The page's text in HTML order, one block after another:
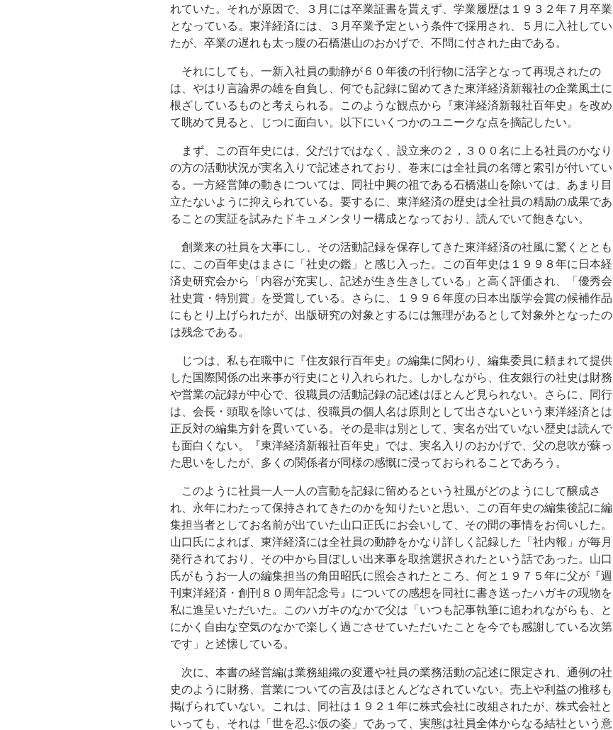
れていた。それが原因で、３月には卒業証書を貰えず、学業履歴は１９３２年７月卒業
となっている。東洋経済には、３月卒業予定という条件で採用され、５月に入社してい
たが、卒業の遅れも太っ腹の石橋湛山のおかげで、不問に付された由である。
それにしても、一新入社員の動静が６０年後の刊行物に活字となって再現されたの
は、やはり言論界の雄を自負し、何でも記録に留めてきた東洋経済新報社の企業風土に
根ざしているものと考えられる。このような観点から『東洋経済新報社百年史』を改め
て眺めて見ると、じつに面白い。以下にいくつかのユニークな点を摘記したい。
まず、この百年史には、父だけではなく、設立来の２，３００名に上る社員のかなり
の方の活動状況が実名入りで記述されており、巻末には全社員の名簿と索引が付いてい
る。一方経営陣の動きについては、同社中興の祖である石橋湛山を除いては、あまり目
立たないように抑えられている。要するに、東洋経済の歴史は全社員の精励の成果であ
ることの実証を試みたドキュメンタリー構成となっており、読んでいて飽きない。
創業来の社員を大事にし、その活動記録を保存してきた東洋経済の社風に驚くととも
に、この百年史はまさに「社史の鑑」と感じ入った。この百年史は１９９８年に日本経
済史研究会から「内容が充実し、記述が生き生きしている」と高く評価され、「優秀会
社史賞・特別賞」を受賞している。さらに、１９９６年度の日本出版学会賞の候補作品
にもとり上げられたが、出版研究の対象とするには無理があるとして対象外となったの
は残念である。
じつは、私も在職中に『住友銀行百年史』の編集に関わり、編集委員に頼まれて提供
した国際関係の出来事が行史にとり入れられた。しかしながら、住友銀行の社史は財務
や営業の記録が中心で、役職員の活動記録の記述はほとんど見られない。さらに、同行
は、会長・頭取を除いては、役職員の個人名は原則として出さないという東洋経済とは
正反対の編集方針を貫いている。その是非は別として、実名が出ていない歴史は読んで
も面白くない。『東洋経済新報社百年史』では、実名入りのおかげで、父の息吹が蘇っ
た思いをしたが、多くの関係者が同様の感慨に浸っておられることであろう。
このように社員一人一人の言動を記録に留めるという社風がどのようにして醸成さ
れ、永年にわたって保持されてきたのかを知りたいと思い、この百年史の編集後記に編
集担当者としてお名前が出ていた山口正氏にお会いして、その間の事情をお伺いした。
山口氏によれば、東洋経済には全社員の動静をかなり詳しく記録した「社内報」が毎月
発行されており、その中から目ぼしい出来事を取捨選択されたという話であった。山口
氏がもうお一人の編集担当の角田昭氏に照会されたところ、何と１９７５年に父が『週
刊東洋経済・創刊８０周年記念号』についての感想を同社に書き送ったハガキの現物を
私に進呈いただいた。このハガキのなかで父は「いつも記事執筆に追われながらも、と
にかく自由な空気のなかで楽しく過ごさせていただいたことを今でも感謝している次第
です」と述懐している。
次に、本書の経営編は業務組織の変遷や社員の業務活動の記述に限定され、通例の社
史のように財務、営業についての言及はほとんどなされていない。売上や利益の推移も
掲げられていない。これは、同社は１９２１年に株式会社に改組されたが、株式会社と
いっても、それは「世を忍ぶ仮の姿」であって、実態は社員全体からなる結社という意